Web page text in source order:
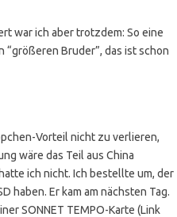
war ich aber trotzdem: So eine
Bruder”, das ist schon
Vorteil nicht zu verlieren,
wäre das Teil aus China
ich nicht. Ich bestellte um, der
haben. Er kam am nächsten Tag.
SONNET TEMPO-Karte (Link